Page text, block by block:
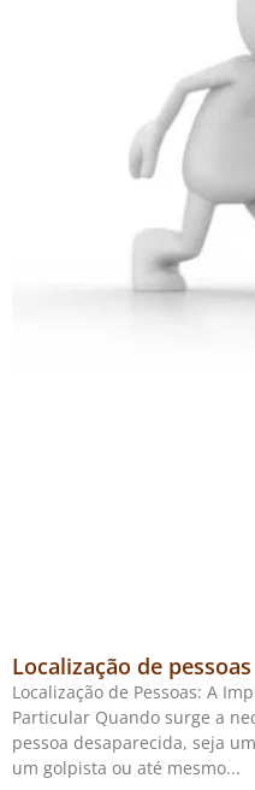
Localização de pessoas
Localização de Pessoas: A
Particular Quando surge a
pessoa desaparecida, seja
um golpista ou até mesmo